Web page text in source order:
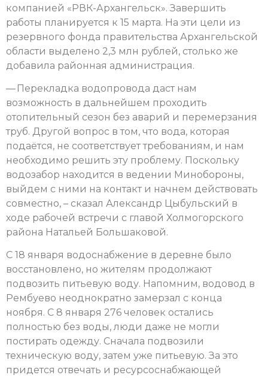
компанией «РВК-Архангельск». Завершить
работы планируется к 15 марта. На эти цели из
резервного фонда правительства Архангельской
области выделено 2,3 млн рублей, столько же
добавила районная администрация.
— Перекладка водопровода даст нам
возможность в дальнейшем проходить
отопительный сезон без аварий и перемерзания
труб. Другой вопрос в том, что вода, которая
подаётся, не соответствует требованиям, и нам
необходимо решить эту проблему. Поскольку
водозабор находится в ведении Минобороны,
выйдем с ними на контакт и начнем действовать
совместно, – сказал Александр Цыбульский в
ходе рабочей встречи с главой Холмогорского
района Натальей Большаковой.
С 18 января водоснабжение в деревне было
восстановлено, но жителям продолжают
подвозить питьевую воду. Напомним, водовод в
Рембуево неоднократно замерзал с конца
ноября. С 8 января 276 человек остались
полностью без воды, люди даже не могли
постирать одежду. Сначала подвозили
техническую воду, затем уже питьевую. За это
придется отвечать и ресурсоснабжающей